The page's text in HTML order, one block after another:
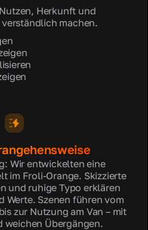
Herkunft und
machen.
Wir entwickelten eine
im Froli-Orange. Skizzierte
und ruhige Typo erklären
Werte. Szenen führen vom
zur Nutzung am Van – mit
weichen Übergängen.